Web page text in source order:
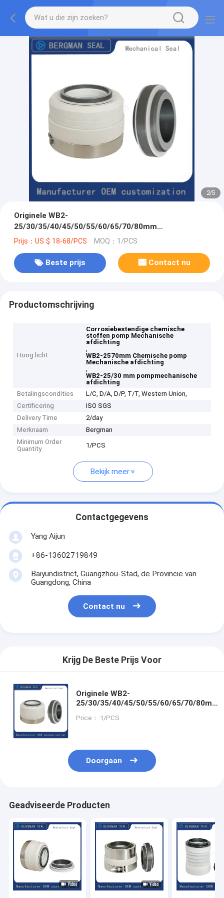
2/5
Originele WB2-
25/30/35/40/45/50/55/60/65/70/80mm
Corrosiebestendige chemische stoffen pomp
Prijs：US $ 18-68/PCS MOQ：1/PCS
Beste prijs Contact nu
Productomschrijving
Hoog licht
Corrosiebestendige chemische
stoffen pomp Mechanische
afdichting
,
WB2-2570mm Chemische pomp
Mechanische afdichting
,
WB2-25/30 mm pompmechanische
afdichting
Betalingscondities
L/C, D/A, D/P, T/T, Western Union,
Certificering
ISO SGS
Delivery Time
2/day
Merknaam
Bergman
Minimum Order
Quantity
1/PCS
Bekijk meer
Contactgegevens
Yang Aijun
+86-13602719849
Baiyundistrict, Guangzhou-Stad, de Provincie van
Guangdong, China
Contact nu
Krijg De Beste Prijs Voor
Originele WB2-
25/30/35/40/45/50/55/60/65/70/80mm
stoffen pomp Mechanische afdichting
Price： 1/PCS
Doorgaan
Geadviseerde Producten